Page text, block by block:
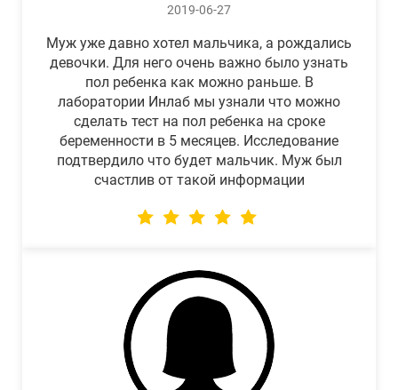
2019-06-27
Муж уже давно хотел мальчика, а рождались
девочки. Для него очень важно было узнать
пол ребенка как можно раньше. В
лаборатории Инлаб мы узнали что можно
сделать тест на пол ребенка на сроке
беременности в 5 месяцев. Исследование
подтвердило что будет мальчик. Муж был
счастлив от такой информации